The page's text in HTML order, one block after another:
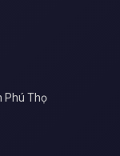
Phú Thọ